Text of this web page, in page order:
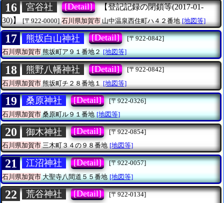
16 宮谷社 [Detail]
【登記記録の閉鎖等(2017-01-
30)】
[〒922-0000] 石川県加賀市 山中温泉西住町ハ４２番地 [地図等]
17 熊坂白山神社 [Detail]
[〒922-0842]
石川県加賀市熊坂町ア９１番地２ [地図等]
18 熊野八幡神社 [Detail]
[〒922-0842]
石川県加賀市 熊坂町チ２８番地１ [地図等]
19 桑原神社 [Detail]
[〒922-0326]
石川県加賀市桑原町ル９１番地 [地図等]
20 御木神社 [Detail]
[〒922-0854]
石川県加賀市三木町３４の９８番地 [地図等]
21 江沼神社 [Detail]
[〒922-0057]
石川県加賀市大聖寺八間道５５番地 [地図等]
22 荒谷神社 [Detail]
[〒922-0134]